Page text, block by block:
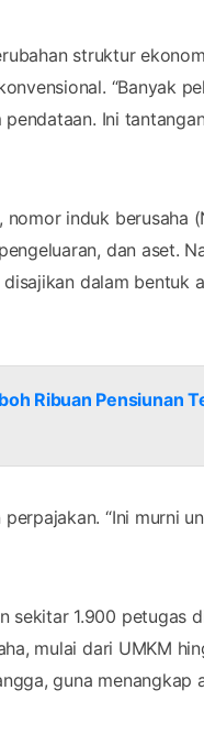
struktur
“Banyak
Ini
induk berusaha
dan aset.
dalam bentuk
Ribuan Pensiunan
“Ini murni
sekitar 1.900 petugas
mulai dari UMKM
guna menangkap